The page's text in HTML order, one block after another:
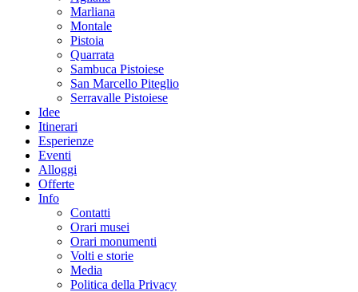
Marliana
Montale
Pistoia
Quarrata
Sambuca Pistoiese
San Marcello Piteglio
Serravalle Pistoiese
Idee
Itinerari
Esperienze
Eventi
Alloggi
Offerte
Info
Contatti
Orari musei
Orari monumenti
Volti e storie
Media
Politica della Privacy